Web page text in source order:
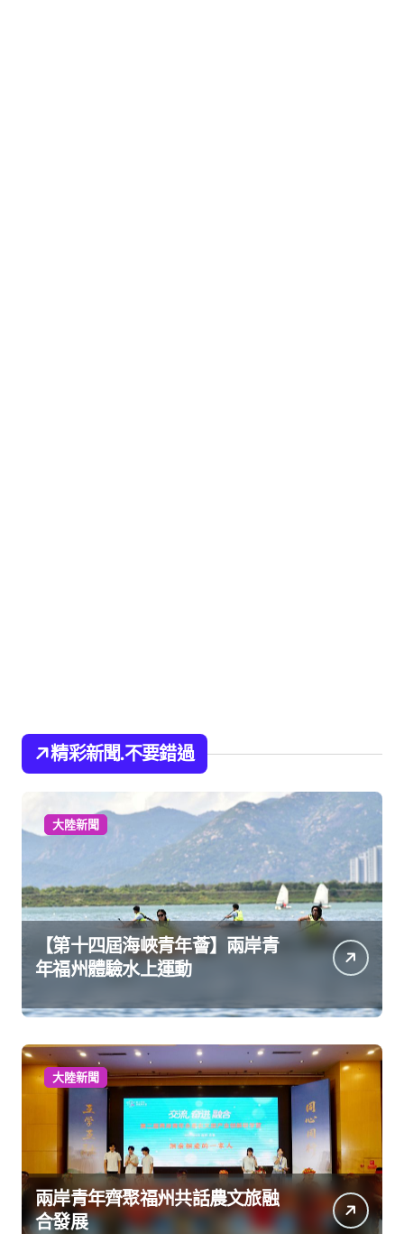
精彩新聞.不要錯過
大陸新聞
【第十四屆海峽青年薈】兩岸青
年福州體驗水上運動
大陸新聞
兩岸青年齊聚福州共話農文旅融
合發展